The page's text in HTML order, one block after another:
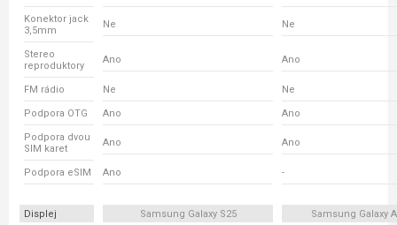
Konektor jack
3,5mm
Ne Ne
Stereo
reproduktory
Ano Ano
FM rádio Ne Ne
Podpora OTG Ano Ano
Podpora dvou
SIM karet
Ano Ano
Podpora eSIM Ano -
Displej Samsung Galaxy S25
Samsung Galaxy